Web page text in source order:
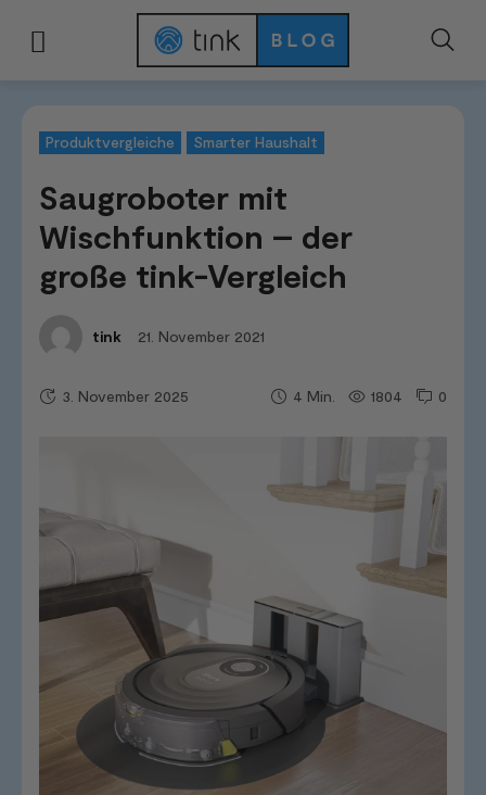
Produktvergleiche Smarter Haushalt
Saugroboter mit
Wischfunktion – der
große tink-Vergleich
tink 21. November 2021
0
1804
4 Min.
3. November 2025